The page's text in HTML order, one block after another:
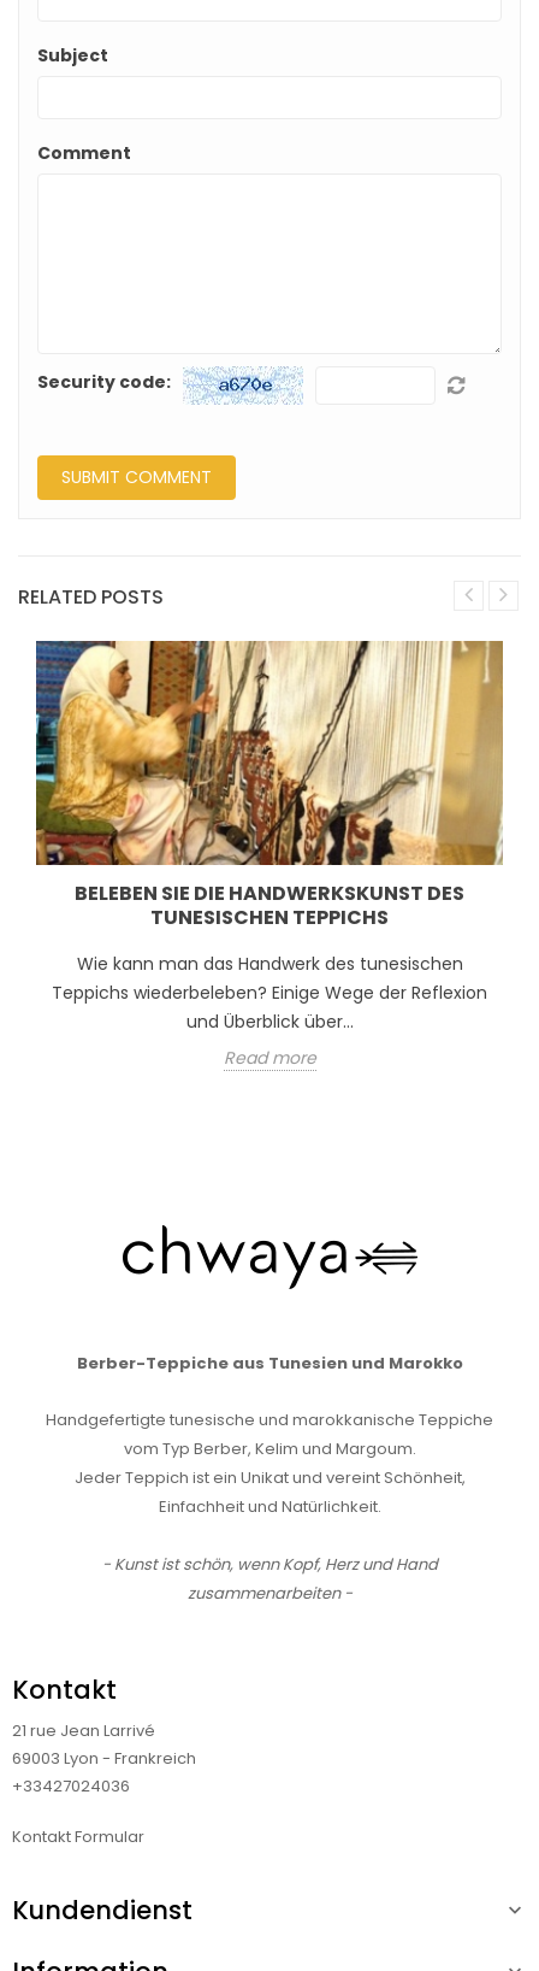
Subject
Comment
Security code:
RELATED POSTS
BELEBEN SIE DIE HANDWERKSKUNST DES
TUNESISCHEN TEPPICHS
Wie kann man das Handwerk des tunesischen
Teppichs wiederbeleben? Einige Wege der Reflexion
und Überblick über...
Read more
Berber-Teppiche aus Tunesien und Marokko
Handgefertigte tunesische und marokkanische Teppiche
vom Typ Berber, Kelim und Margoum.
Jeder Teppich ist ein Unikat und vereint Schönheit,
Einfachheit und Natürlichkeit.
- Kunst ist schön, wenn Kopf, Herz und Hand
zusammenarbeiten -
Kontakt
21 rue Jean Larrivé
69003 Lyon - Frankreich
+33427024036
Kontakt Formular
Kundendienst 